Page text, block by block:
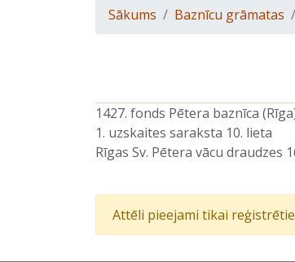
Sākums Baznīcu grāmatas
1427. fonds Pētera baznīca
1. uzskaites saraksta 10. lieta
Rīgas Sv. Pētera vācu draudzes
Attēli pieejami tikai